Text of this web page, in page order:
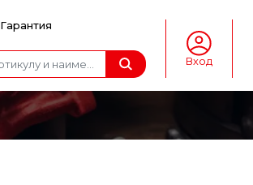
Гарантия
Вход